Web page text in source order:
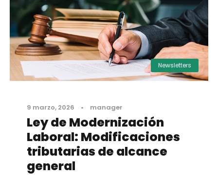
Newsletters
9 marzo, 2026 • manager
Ley de Modernización
Laboral: Modificaciones
tributarias de alcance
general